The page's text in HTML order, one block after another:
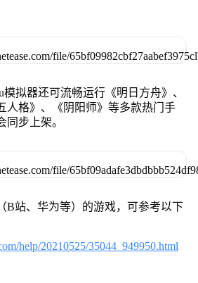
拟器还可流畅运行《明日方舟》、
人格》、《阴阳师》等多款热门手
步上架。
B站、华为等）的游戏，可参考以下
help/20210525/35044_949950.html